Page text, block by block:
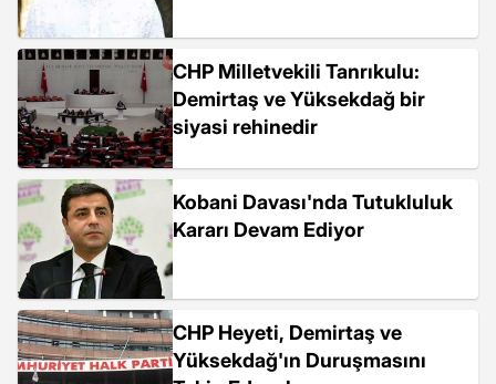
CHP Milletvekili Tanrıkulu:
Demirtaş ve Yüksekdağ bir
siyasi rehinedir
Kobani Davası'nda Tutukluluk
Kararı Devam Ediyor
CHP Heyeti, Demirtaş ve
Yüksekdağ'ın Duruşmasını